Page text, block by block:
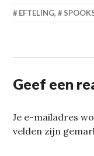
EFTELING,
Geef een
Je e-mailadres
velden zijn